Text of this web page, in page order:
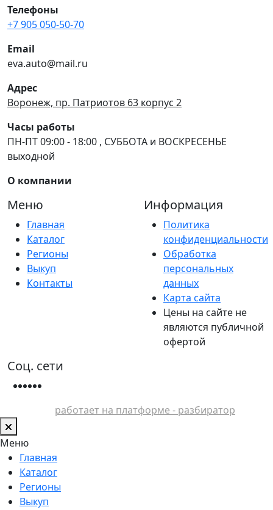
Телефоны
+7 905 050-50-70
Email
eva.auto@mail.ru
Адрес
Воронеж, пр. Патриотов 63 корпус 2
Часы работы
ПН-ПТ 09:00 - 18:00 , СУББОТА и ВОСКРЕСЕНЬЕ
выходной
О компании
Меню
Главная
Каталог
Регионы
Выкуп
Контакты
Информация
Политика
конфиденциальности
Обработка
персональных
данных
Карта сайта
Цены на сайте не
являются публичной
офертой
Соц. сети
работает на платформе - разбиратор
Меню
Главная
Каталог
Регионы
Выкуп